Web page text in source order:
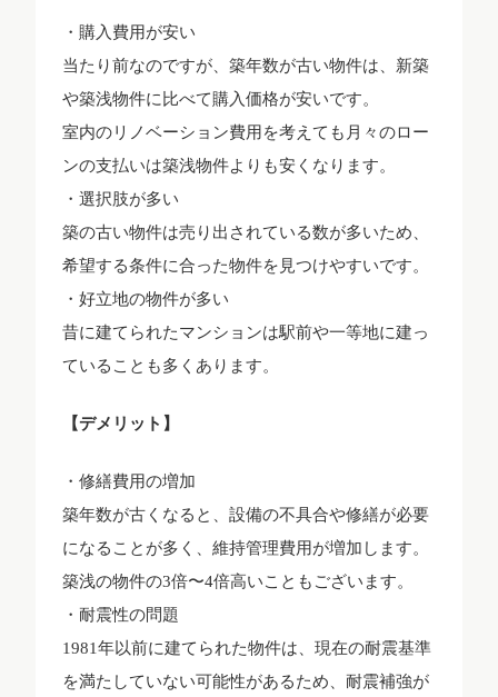
・購入費用が安い
当たり前なのですが、築年数が古い物件は、新築
や築浅物件に比べて購入価格が安いです。
室内のリノベーション費用を考えても月々のロー
ンの支払いは築浅物件よりも安くなります。
・選択肢が多い
築の古い物件は売り出されている数が多いため、
希望する条件に合った物件を見つけやすいです。
・好立地の物件が多い
昔に建てられたマンションは駅前や一等地に建っ
ていることも多くあります。
【デメリット】
・修繕費用の増加
築年数が古くなると、設備の不具合や修繕が必要
になることが多く、維持管理費用が増加します。
築浅の物件の3倍〜4倍高いこともございます。
・耐震性の問題
1981年以前に建てられた物件は、現在の耐震基準
を満たしていない可能性があるため、耐震補強が